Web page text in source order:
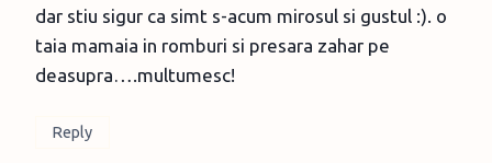
dar stiu sigur ca simt s-acum mirosul si gustul :). o
taia mamaia in romburi si presara zahar pe
deasupra….multumesc!
Reply